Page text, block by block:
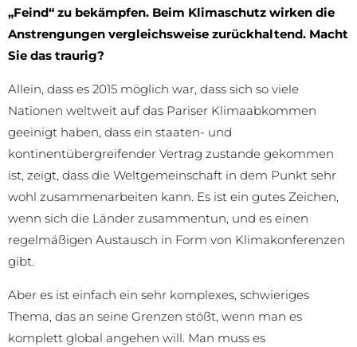
„Feind“ zu bekämpfen. Beim Klimaschutz wirken die
Anstrengungen vergleichsweise zurückhaltend. Macht
Sie das traurig?
Allein, dass es 2015 möglich war, dass sich so viele
Nationen weltweit auf das Pariser Klimaabkommen
geeinigt haben, dass ein staaten- und
kontinentübergreifender Vertrag zustande gekommen
ist, zeigt, dass die Weltgemeinschaft in dem Punkt sehr
wohl zusammenarbeiten kann. Es ist ein gutes Zeichen,
wenn sich die Länder zusammentun, und es einen
regelmäßigen Austausch in Form von Klimakonferenzen
gibt.
Aber es ist einfach ein sehr komplexes, schwieriges
Thema, das an seine Grenzen stößt, wenn man es
komplett global angehen will. Man muss es